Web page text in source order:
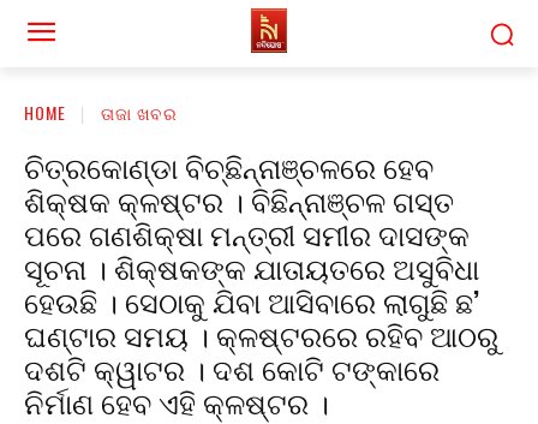
HOME ତାଜା ଖବର
ଚିତ୍ରକୋଣ୍ଡା ବିଚ୍ଛିନ୍ନାଞ୍ଚଳରେ ହେବ
ଶିକ୍ଷକ କ୍ଳଷ୍ଟର । ବିଛିନ୍ନାଞ୍ଚଳ ଗସ୍ତ
ପରେ ଗଣଶିକ୍ଷା ମନ୍ତ୍ରୀ ସମୀର ଦାସଙ୍କ
ସୂଚନା । ଶିକ୍ଷକଙ୍କ ଯାତାୟତରେ ଅସୁବିଧା
ହେଉଛି । ସେଠାକୁ ଯିବା ଆସିବାରେ ଲାଗୁଛି ଛ’
ଘଣ୍ଟାର ସମୟ । କ୍ଳଷ୍ଟରରେ ରହିବ ଆଠରୁ
ଦଶଟି କ୍ୱାଟର । ଦଶ କୋଟି ଟଙ୍କାରେ
ନିର୍ମାଣ ହେବ ଏହି କ୍ଳଷ୍ଟର ।